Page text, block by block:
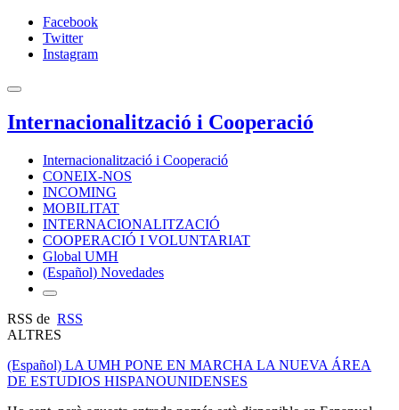
Facebook
Twitter
Instagram
Internacionalització i Cooperació
Internacionalització i Cooperació
CONEIX-NOS
INCOMING
MOBILITAT
INTERNACIONALITZACIÓ
COOPERACIÓ I VOLUNTARIAT
Global UMH
(Español) Novedades
RSS de RSS
ALTRES
(Español) LA UMH PONE EN MARCHA LA NUEVA ÁREA
DE ESTUDIOS HISPANOUNIDENSES